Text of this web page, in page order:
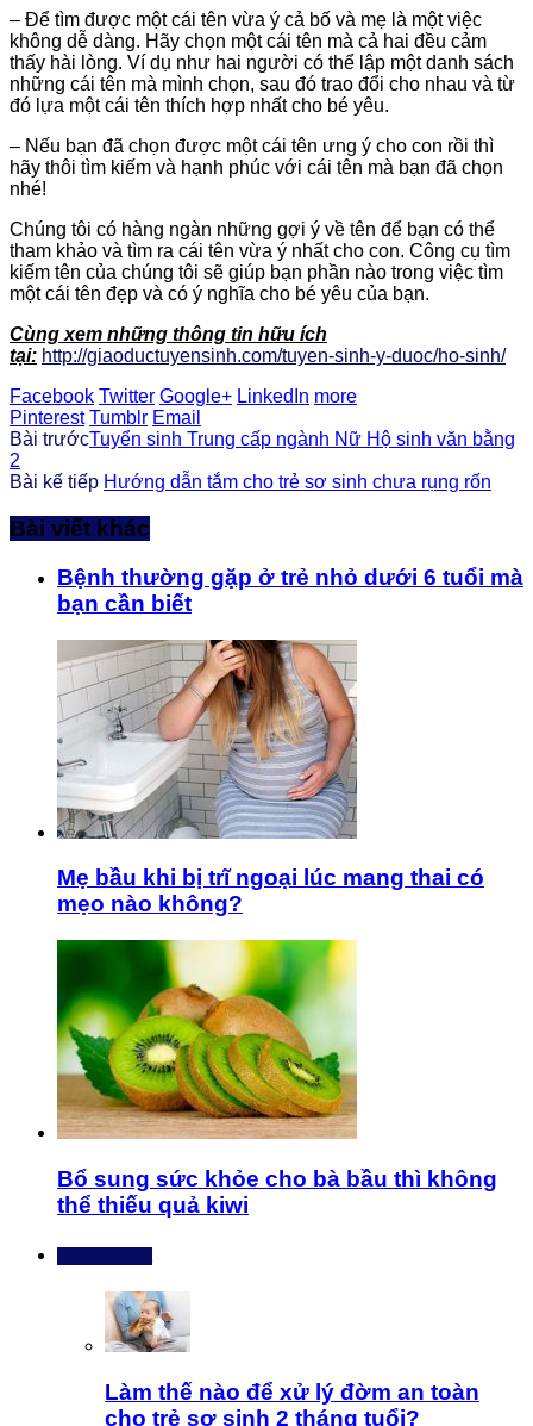
– Để tìm được một cái tên vừa ý cả bố và mẹ là một việc
không dễ dàng. Hãy chọn một cái tên mà cả hai đều cảm
thấy hài lòng. Ví dụ như hai người có thể lập một danh sách
những cái tên mà mình chọn, sau đó trao đổi cho nhau và từ
đó lựa một cái tên thích hợp nhất cho bé yêu.
– Nếu bạn đã chọn được một cái tên ưng ý cho con rồi thì
hãy thôi tìm kiếm và hạnh phúc với cái tên mà bạn đã chọn
nhé!
Chúng tôi có hàng ngàn những gợi ý về tên để bạn có thể
tham khảo và tìm ra cái tên vừa ý nhất cho con. Công cụ tìm
kiếm tên của chúng tôi sẽ giúp bạn phần nào trong việc tìm
một cái tên đẹp và có ý nghĩa cho bé yêu của bạn.
Cùng xem những thông tin hữu ích
tại: http://giaoductuyensinh.com/tuyen-sinh-y-duoc/ho-sinh/
Facebook Twitter Google+ LinkedIn more
Pinterest Tumblr Email
Bài trướcTuyển sinh Trung cấp ngành Nữ Hộ sinh văn bằng
2
Bài kế tiếp Hướng dẫn tắm cho trẻ sơ sinh chưa rụng rốn
Bài viết khác
Bệnh thường gặp ở trẻ nhỏ dưới 6 tuổi mà
bạn cần biết
Mẹ bầu khi bị trĩ ngoại lúc mang thai có
mẹo nào không?
Bổ sung sức khỏe cho bà bầu thì không
thể thiếu quả kiwi
Làm thế nào để xử lý đờm an toàn
cho trẻ sơ sinh 2 tháng tuổi?